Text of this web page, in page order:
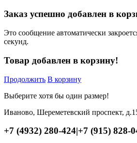
Заказ успешно добавлен в
Это сообщение автоматически
секунд.
Товар добавлен в корзину!
Продолжить В корзину
Выберите хотя бы один размер!
Иваново, Шереметевский проспект,
+7 (4932) 280-424|+7 (915) 828-